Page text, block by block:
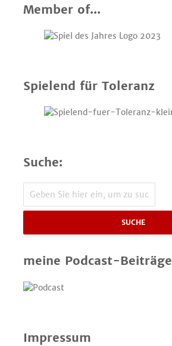
Member of...
Spielend für Toleranz
Suche:
SUCHE
meine Podcast-Beiträge
Impressum